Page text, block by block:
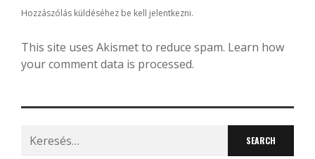
Hozzászólás küldéséhez be kell jelentkezni.
This site uses Akismet to reduce spam. Learn how
your comment data is processed.
Search
for: